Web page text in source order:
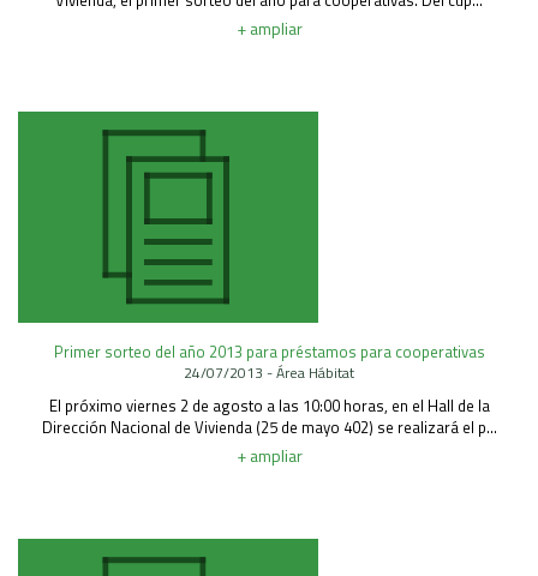
+ ampliar
Primer sorteo del año 2013 para préstamos para cooperativas
24/07/2013 - Área Hábitat
El próximo viernes 2 de agosto a las 10:00 horas, en el Hall de la
Dirección Nacional de Vivienda (25 de mayo 402) se realizará el p...
+ ampliar